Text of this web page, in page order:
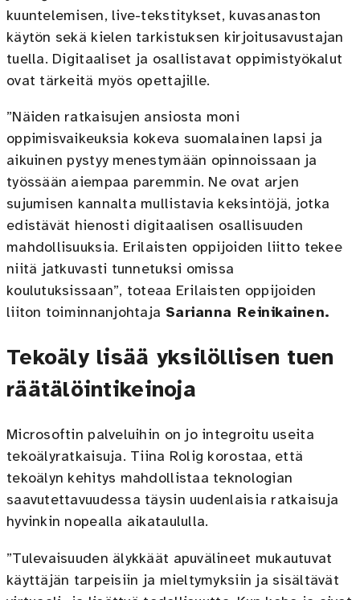
kuuntelemisen, live-tekstitykset, kuvasanaston
käytön sekä kielen tarkistuksen kirjoitusavustajan
tuella. Digitaaliset ja osallistavat oppimistyökalut
ovat tärkeitä myös opettajille.
”Näiden ratkaisujen ansiosta moni
oppimisvaikeuksia kokeva suomalainen lapsi ja
aikuinen pystyy menestymään opinnoissaan ja
työssään aiempaa paremmin. Ne ovat arjen
sujumisen kannalta mullistavia keksintöjä, jotka
edistävät hienosti digitaalisen osallisuuden
mahdollisuuksia. Erilaisten oppijoiden liitto tekee
niitä jatkuvasti tunnetuksi omissa
koulutuksissaan”, toteaa Erilaisten oppijoiden
liiton toiminnanjohtaja Sarianna Reinikainen.
Tekoäly lisää yksilöllisen tuen
räätälöintikeinoja
Microsoftin palveluihin on jo integroitu useita
tekoälyratkaisuja. Tiina Rolig korostaa, että
tekoälyn kehitys mahdollistaa teknologian
saavutettavuudessa täysin uudenlaisia ratkaisuja
hyvinkin nopealla aikataululla.
”Tulevaisuuden älykkäät apuvälineet mukautuvat
käyttäjän tarpeisiin ja mieltymyksiin ja sisältävät